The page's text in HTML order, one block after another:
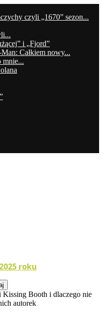
czyli „1670” sezon...
i „Fjord”
Całkiem nowy...
mnie...
roku
Booth i dlaczego nie
autorek